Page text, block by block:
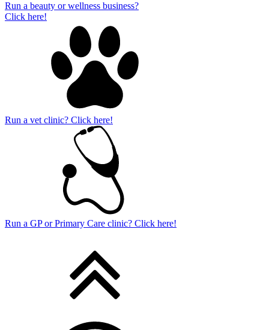
Run a beauty or wellness business?
Click here!
Run a vet clinic? Click here!
Run a GP or Primary Care clinic? Click here!